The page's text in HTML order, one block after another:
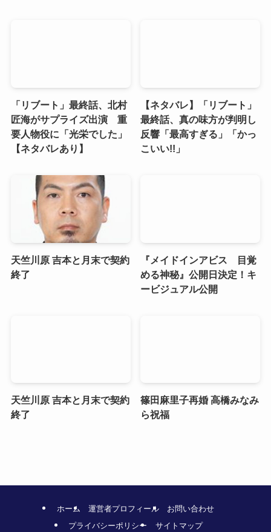
「リブート」最終話、北村
匠海がサプライズ出演 重
要人物役に「光栄でした」
【ネタバレあり】
【ネタバレ】「リブート」
最終話、真の味方が判明し
反響「最高すぎる」「かっ
こいい!!」
天竺川原 吉本と月末で契約
終了
『メイドインアビス 目覚
める神秘』公開日決定！キ
ービジュアル公開
天竺川原 吉本と月末で契約
終了
篠田麻里子再婚 高橋みなみ
ら祝福
ホーム 運営者プロフィール
お問い合わせ
プライバシーポリシー
サイトマップ